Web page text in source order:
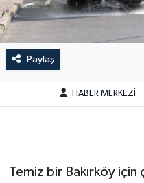
Paylaş
HABER MERKEZİ
Temiz bir Bakırköy için